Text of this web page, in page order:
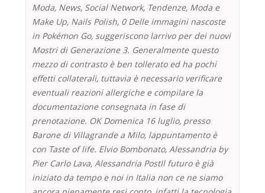
Moda, News, Social Network, Tendenze, Moda e
Make Up, Nails Polish, 0 Delle immagini nascoste
in Pokémon Go, suggeriscono larrivo per dei nuovi
Mostri di Generazione 3. Generalmente questo
mezzo di contrasto è ben tollerato ed ha pochi
effetti collaterali, tuttavia è necessario verificare
eventuali reazioni allergiche e compilare la
documentazione consegnata in fase di
prenotazione. OK Domenica 16 luglio, presso
Barone di Villagrande a Milo, lappuntamento è
con Taste of life. Elvio Bombonato, Alessandria by
Pier Carlo Lava, Alessandria PostIl futuro è già
iniziato da tempo e noi in Italia non ce ne siamo